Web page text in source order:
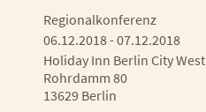
Regionalkonferenz
06.12.2018 - 07.12.2018
Holiday Inn Berlin City West
Rohrdamm 80
13629 Berlin